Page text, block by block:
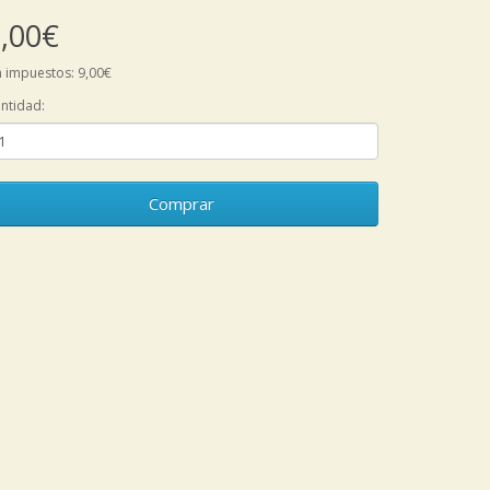
impuestos: 9,00€
Comprar